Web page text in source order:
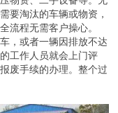
要淘汰的车辆或物资，
流程无需客户操心。
，或者一辆因排放不达
工作人员就会上门评
废手续的办理。整个过